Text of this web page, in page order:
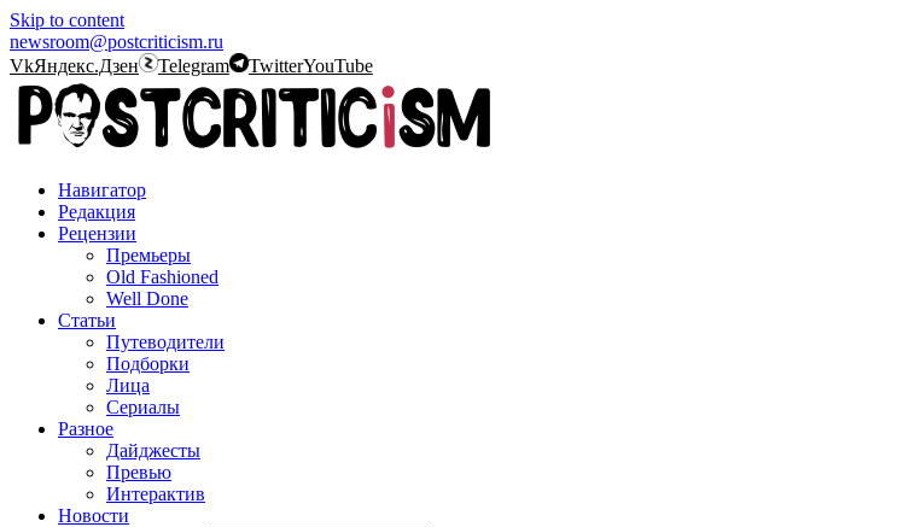
Skip to content
newsroom@postcriticism.ru
VkЯндекс.Дзен Telegram TwitterYouTube
Навигатор
Редакция
Рецензии
Премьеры
Old Fashioned
Well Done
Статьи
Путеводители
Подборки
Лица
Сериалы
Разное
Дайджесты
Превью
Интерактив
Новости